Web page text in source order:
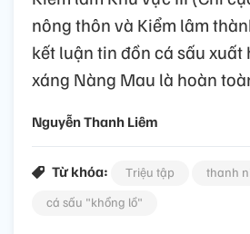
nông thôn và Kiểm lâm
kết luận tin đồn cá sấu xuất
xáng Nàng Mau là hoàn
Nguyễn Thanh Liêm
Từ khóa: Triệu tập thanh
cá sấu "khổng lồ"